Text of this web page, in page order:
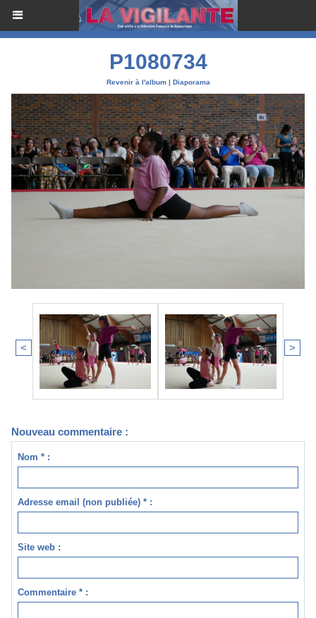
P1080734
Revenir à l'album | Diaporama
< >
Nouveau commentaire :
Nom * :
Adresse email (non publiée) * :
Site web :
Commentaire * :